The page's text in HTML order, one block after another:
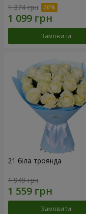
1 374 грн
Замовити
21 біла троянда
1 949 грн
Замовити